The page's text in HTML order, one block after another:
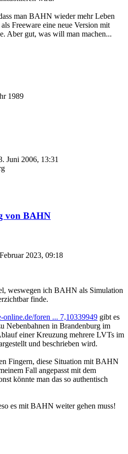
man BAHN wieder mehr Leben
Freeware eine neue Version mit
Aber gut, was will man machen...
1989
Juni 2006, 13:31
von BAHN
2023, 09:18
weswegen ich BAHN als Simulation
finde.
online.de/foren ... 7,10339949 gibt es
Nebenbahnen in Brandenburg im
einer Kreuzung mehrere LVTs im
und beschrieben wird.
Fingern, diese Situation mit BAHN
Fall angepasst mit dem
könnte man das so authentisch
es mit BAHN weiter gehen muss!